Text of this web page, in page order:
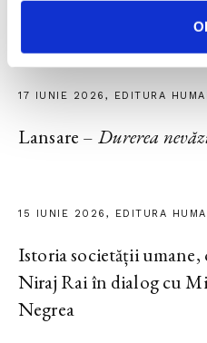
17 IUNIE 2026, EDITURA
Lansare – Durerea
15 IUNIE 2026, EDITURA
Istoria societății umane,
Niraj Rai în dialog cu
Negrea